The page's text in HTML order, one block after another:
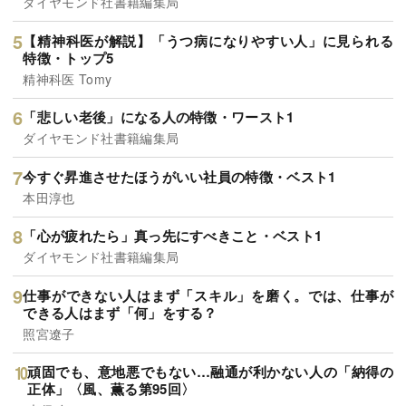
【精神科医が解説】「うつ病になりやすい人」に見られる
特徴・トップ5
精神科医 Tomy
「悲しい老後」になる人の特徴・ワースト1
ダイヤモンド社書籍編集局
今すぐ昇進させたほうがいい社員の特徴・ベスト1
本田淳也
「心が疲れたら」真っ先にすべきこと・ベスト1
ダイヤモンド社書籍編集局
仕事ができない人はまず「スキル」を磨く。では、仕事が
できる人はまず「何」をする？
照宮遼子
頑固でも、意地悪でもない…融通が利かない人の「納得の
正体」〈風、薫る第95回〉